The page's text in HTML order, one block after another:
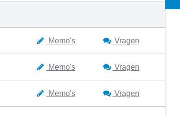
Memo's Vragen
Memo's Vragen
Memo's Vragen